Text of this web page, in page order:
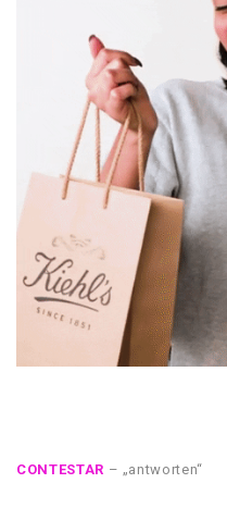
CONTESTAR – „antworten“